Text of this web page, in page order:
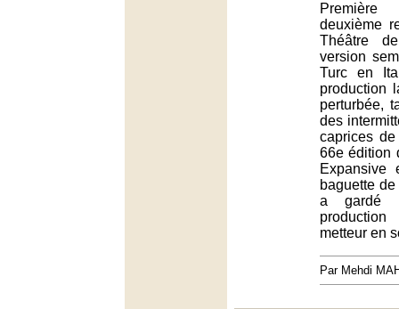
deuxième
Théâtre
version
Turc en
production
perturbée,
des
caprices
66e édition
Expansive
baguette
a gardé
metteur en
Par Mehdi